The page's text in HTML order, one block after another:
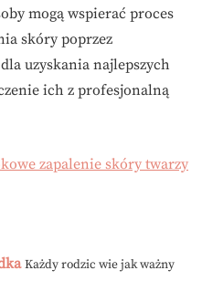
mogą wspierać proces
skóry poprzez
uzyskania najlepszych
ich z profesjonalną
zapalenie skóry twarzy
Każdy rodzic wie jak ważny